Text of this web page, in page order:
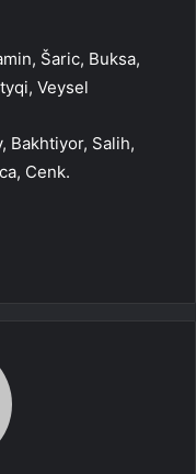
Šaric, Buksa,
Veysel
Bakhtiyor, Salih,
Cenk.